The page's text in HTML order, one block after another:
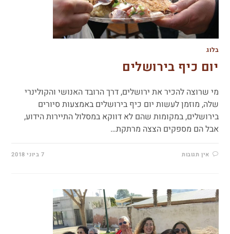
בלוג
יום כיף בירושלים
מי שרוצה להכיר את ירושלים, דרך הרובד האנושי והקולינרי
שלה, מוזמן לעשות יום כיף בירושלים באמצעות סיורים
בירושלים, במקומות שהם לא דווקא במסלול התיירות הידוע,
אבל הם מספקים הצצה מרתקת…
אין תגובות 7 ביוני 2018